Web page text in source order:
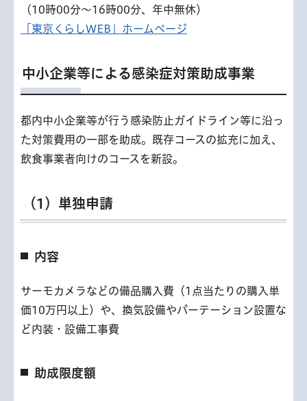
（10時00分～16時00分、年中無休）
「東京くらしWEB」ホームページ
中小企業等による感染症対策助成事業
都内中小企業等が行う感染防止ガイドライン等に沿っ
た対策費用の一部を助成。既存コースの拡充に加え、
飲食事業者向けのコースを新設。
（1）単独申請
内容
サーモカメラなどの備品購入費（1点当たりの購入単
価10万円以上）や、換気設備やパーテーション設置な
ど内装・設備工事費
助成限度額